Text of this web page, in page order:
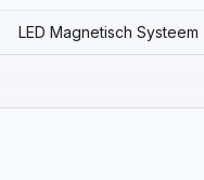
LED Magnetisch Systeem